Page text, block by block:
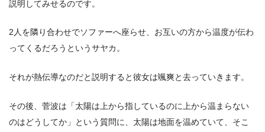
説明してみせるのです。
2人を隣り合わせでソファーへ座らせ、お互いの方から温度が伝わ
ってくるだろうというサヤカ。
それが熱伝導なのだと説明すると彼女は颯爽と去っていきます。
その後、菅波は「太陽は上から指しているのに上から温まらない
のはどうしてか」という質問に、太陽は地面を温めていて、そこ